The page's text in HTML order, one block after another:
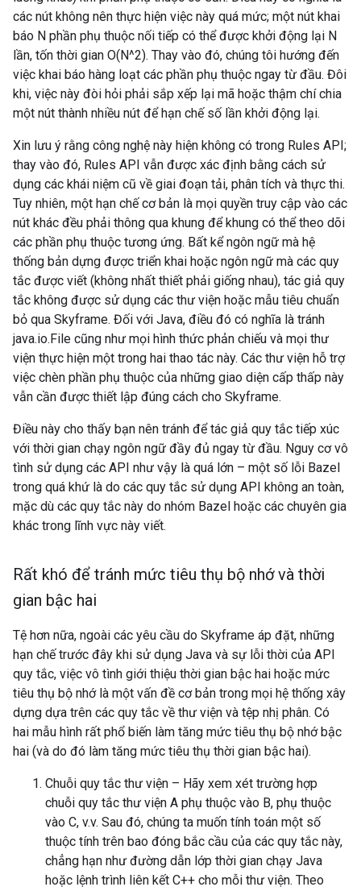
các nút không nên thực hiện việc này quá mức; một nút khai
báo N phần phụ thuộc nối tiếp có thể được khởi động lại N
lần, tốn thời gian O(N^2). Thay vào đó, chúng tôi hướng đến
việc khai báo hàng loạt các phần phụ thuộc ngay từ đầu. Đôi
khi, việc này đòi hỏi phải sắp xếp lại mã hoặc thậm chí chia
một nút thành nhiều nút để hạn chế số lần khởi động lại.
Xin lưu ý rằng công nghệ này hiện không có trong Rules API;
thay vào đó, Rules API vẫn được xác định bằng cách sử
dụng các khái niệm cũ về giai đoạn tải, phân tích và thực thi.
Tuy nhiên, một hạn chế cơ bản là mọi quyền truy cập vào các
nút khác đều phải thông qua khung để khung có thể theo dõi
các phần phụ thuộc tương ứng. Bất kể ngôn ngữ mà hệ
thống bản dựng được triển khai hoặc ngôn ngữ mà các quy
tắc được viết (không nhất thiết phải giống nhau), tác giả quy
tắc không được sử dụng các thư viện hoặc mẫu tiêu chuẩn
bỏ qua Skyframe. Đối với Java, điều đó có nghĩa là tránh
java.io.File cũng như mọi hình thức phản chiếu và mọi thư
viện thực hiện một trong hai thao tác này. Các thư viện hỗ trợ
việc chèn phần phụ thuộc của những giao diện cấp thấp này
vẫn cần được thiết lập đúng cách cho Skyframe.
Điều này cho thấy bạn nên tránh để tác giả quy tắc tiếp xúc
với thời gian chạy ngôn ngữ đầy đủ ngay từ đầu. Nguy cơ vô
tình sử dụng các API như vậy là quá lớn – một số lỗi Bazel
trong quá khứ là do các quy tắc sử dụng API không an toàn,
mặc dù các quy tắc này do nhóm Bazel hoặc các chuyên gia
khác trong lĩnh vực này viết.
Rất khó để tránh mức tiêu thụ bộ nhớ và thời
gian bậc hai
Tệ hơn nữa, ngoài các yêu cầu do Skyframe áp đặt, những
hạn chế trước đây khi sử dụng Java và sự lỗi thời của API
quy tắc, việc vô tình giới thiệu thời gian bậc hai hoặc mức
tiêu thụ bộ nhớ là một vấn đề cơ bản trong mọi hệ thống xây
dựng dựa trên các quy tắc về thư viện và tệp nhị phân. Có
hai mẫu hình rất phổ biến làm tăng mức tiêu thụ bộ nhớ bậc
hai (và do đó làm tăng mức tiêu thụ thời gian bậc hai).
Chuỗi quy tắc thư viện – Hãy xem xét trường hợp
chuỗi quy tắc thư viện A phụ thuộc vào B, phụ thuộc
vào C, v.v. Sau đó, chúng ta muốn tính toán một số
thuộc tính trên bao đóng bắc cầu của các quy tắc này,
chẳng hạn như đường dẫn lớp thời gian chạy Java
hoặc lệnh trình liên kết C++ cho mỗi thư viện. Theo